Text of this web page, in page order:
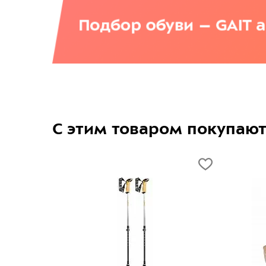
С этим товаром покупают